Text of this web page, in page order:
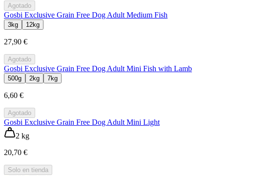
Agotado
Gosbi Exclusive Grain Free Dog Adult Medium Fish
3kg 12kg
27,90 €
Agotado
Gosbi Exclusive Grain Free Dog Adult Mini Fish with Lamb
500g 2kg 7kg
6,60 €
Agotado
Gosbi Exclusive Grain Free Dog Adult Mini Light
2 kg
20,70 €
Solo en tienda